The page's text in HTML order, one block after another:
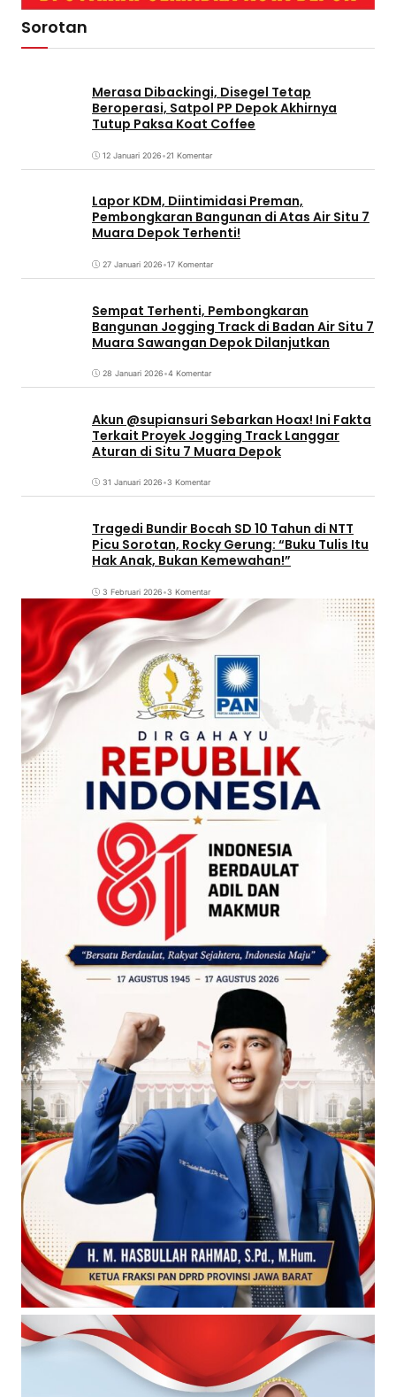
Sorotan
Merasa Dibackingi, Disegel Tetap
Beroperasi, Satpol PP Depok Akhirnya
Tutup Paksa Koat Coffee
12 Januari 2026•21 Komentar
Lapor KDM, Diintimidasi Preman,
Pembongkaran Bangunan di Atas Air Situ 7
Muara Depok Terhenti!
27 Januari 2026•17 Komentar
Sempat Terhenti, Pembongkaran
Bangunan Jogging Track di Badan Air Situ 7
Muara Sawangan Depok Dilanjutkan
28 Januari 2026•4 Komentar
Akun @supiansuri Sebarkan Hoax! Ini Fakta
Terkait Proyek Jogging Track Langgar
Aturan di Situ 7 Muara Depok
31 Januari 2026•3 Komentar
Tragedi Bundir Bocah SD 10 Tahun di NTT
Picu Sorotan, Rocky Gerung: “Buku Tulis Itu
Hak Anak, Bukan Kemewahan!”
3 Februari 2026•3 Komentar